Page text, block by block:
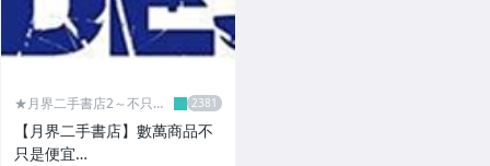
★月界二手書店2～不只是
【月界二手書店】數萬商品不
只是便宜…